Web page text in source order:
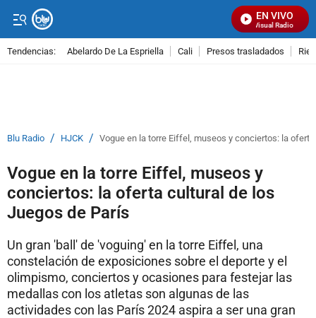
EN VIVO
Señal Visual Radio
Tendencias: Abelardo De La Espriella Cali Presos trasladados
Blu Radio / HJCK / Vogue en la torre Eiffel, museos y conciertos: la
Vogue en la torre Eiffel, museos y
conciertos: la oferta cultural de los
Juegos de París
Un gran 'ball' de 'voguing' en la torre Eiffel, una
constelación de exposiciones sobre el deporte y el
olimpismo, conciertos y ocasiones para festejar las
medallas con los atletas son algunas de las
actividades con las París 2024 aspira a ser una gran